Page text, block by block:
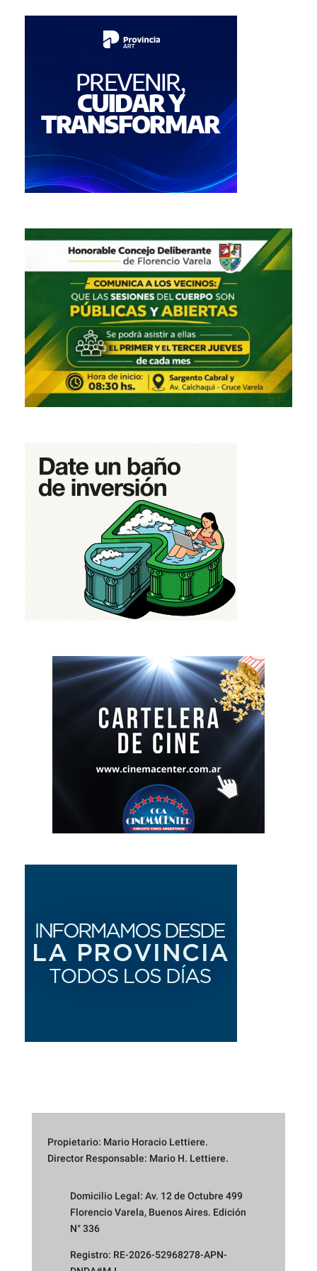
Propietario: Mario Horacio Lettiere.
Director Responsable: Mario H. Lettiere.
Domicilio Legal: Av. 12 de Octubre 499
Florencio Varela, Buenos Aires. Edición
N° 336
Registro: RE-2026-52968278-APN-